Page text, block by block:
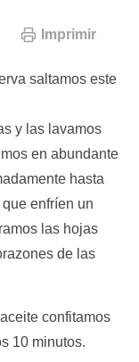
Imprimir
saltamos este
y las lavamos
en abundante
hasta
enfríen un
las hojas
de las
confitamos
10 minutos.